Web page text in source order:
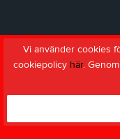
Vi använder cookies
cookiepolicy här.